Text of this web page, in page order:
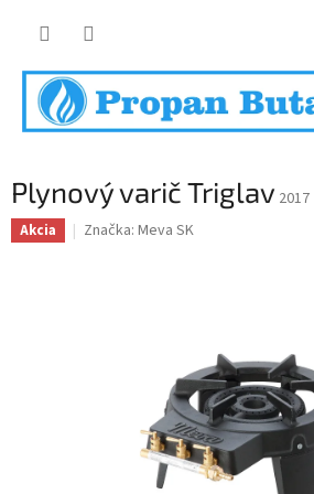
Plynový varič Triglav 2017
Akcia Značka: Meva SK